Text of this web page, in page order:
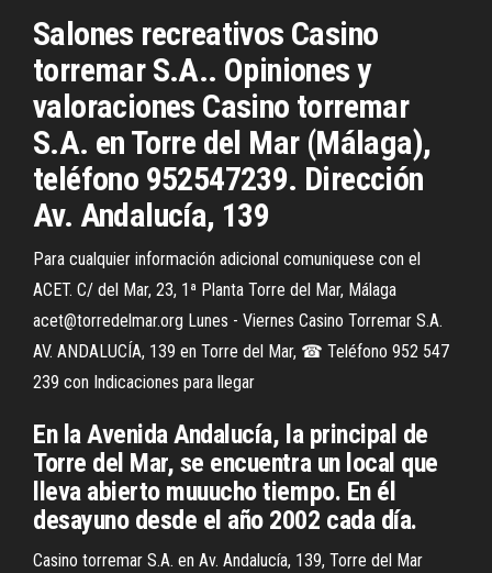
Salones recreativos Casino
torremar S.A.. Opiniones y
valoraciones Casino torremar
S.A. en Torre del Mar (Málaga),
teléfono 952547239. Dirección
Av. Andalucía, 139
Para cualquier información adicional comuniquese con el
ACET. C/ del Mar, 23, 1ª Planta Torre del Mar, Málaga
acet@torredelmar.org Lunes - Viernes Casino Torremar S.A.
AV. ANDALUCÍA, 139 en Torre del Mar, ☎ Teléfono 952 547
239 con Indicaciones para llegar
En la Avenida Andalucía, la principal de
Torre del Mar, se encuentra un local que
lleva abierto muuucho tiempo. En él
desayuno desde el año 2002 cada día.
Casino torremar S.A. en Av. Andalucía, 139, Torre del Mar